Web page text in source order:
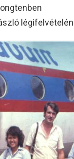
légifelvételén